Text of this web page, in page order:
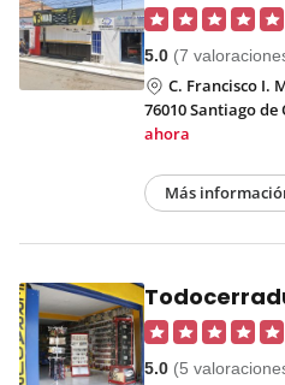
5.0 (7
C. Francisco I.
76010 Santiago
ahora
Más
5.0 (5